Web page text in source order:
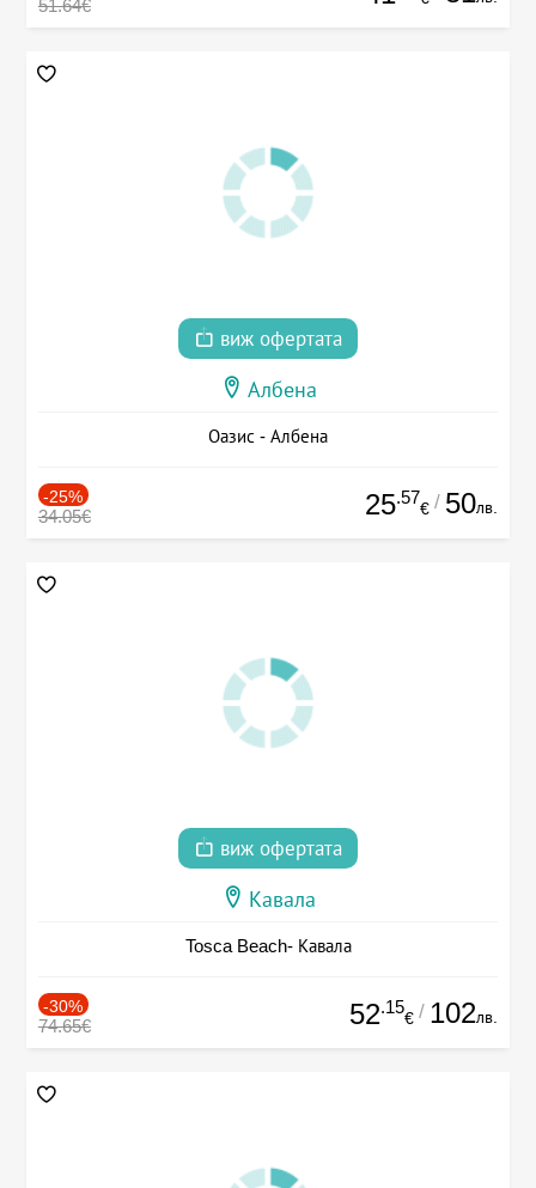
51.64€
виж офертата
Албена
Оазис - Албена
-25%
34.05€ 25.57
€ / 50лв.
виж офертата
Кавала
Tosca Beach- Кавала
-30%
74.65€ 52.15
€ / 102лв.